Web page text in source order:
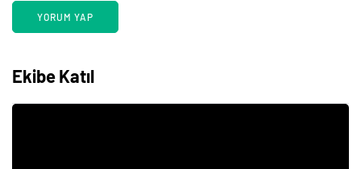
Ekibe Katıl